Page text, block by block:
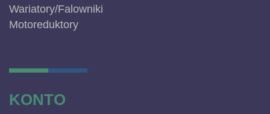
Wariatory/Falowniki
Motoreduktory
KONTO